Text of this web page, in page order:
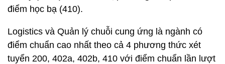
điểm học bạ (410).
Logistics và Quản lý chuỗi cung ứng là ngành có
điểm chuẩn cao nhất theo cả 4 phương thức xét
tuyển 200, 402a, 402b, 410 với điểm chuẩn lần lượt